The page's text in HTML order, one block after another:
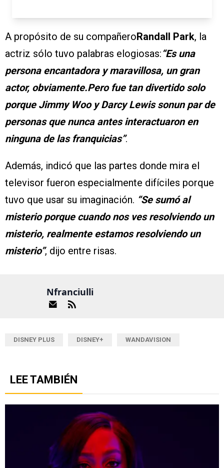
A propósito de su compañeroRandall Park, la
actriz sólo tuvo palabras elogiosas:“Es una
persona encantadora y maravillosa, un gran
actor, obviamente.Pero fue tan divertido solo
porque Jimmy Woo y Darcy Lewis sonun par de
personas que nunca antes interactuaron en
ninguna de las franquicias”.
Además, indicó que las partes donde mira el
televisor fueron especialmente difíciles porque
tuvo que usar su imaginación. “Se sumó al
misterio porque cuando nos ves resolviendo un
misterio, realmente estamos resolviendo un
misterio”, dijo entre risas.
Nfranciulli
DISNEY PLUS DISNEY+ WANDAVISION
LEE TAMBIÉN